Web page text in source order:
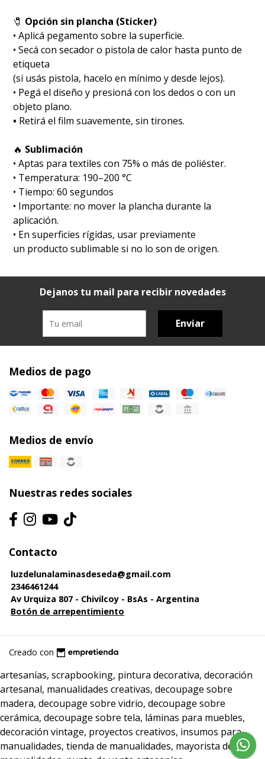
🧷 Opción sin plancha (Sticker)
• Aplicá pegamento sobre la superficie.
• Secá con secador o pistola de calor hasta punto de
etiqueta
(si usás pistola, hacelo en mínimo y desde lejos).
• Pegá el diseño y presioná con los dedos o con un
objeto plano.
• Retirá el film suavemente, sin tirones.
🔥 Sublimación
•⁠ ⁠Aptas para textiles con 75% o más de poliéster.
•⁠ ⁠Temperatura: 190–200 °C
•⁠ ⁠Tiempo: 60 segundos
•⁠ ⁠Importante: no mover la plancha durante la
aplicación.
•⁠ ⁠En superficies rígidas, usar previamente
un producto sublimable si no lo son de origen.
Dejanos tu mail para recibir novedades
Enviar
Medios de pago
Medios de envío
Nuestras redes sociales
Contacto
luzdelunalaminasdeseda@gmail.com
2346461244
Av Urquiza 807 - Chivilcoy - BsAs - Argentina
Botón de arrepentimiento
Creado con
artesanías, scrapbooking, pintura decorativa, decoración
artesanal, manualidades creativas, decoupage sobre
madera, decoupage sobre vidrio, decoupage sobre
cerámica, decoupage sobre tela, láminas para muebles,
decoración vintage, proyectos creativos, insumos para
manualidades, tienda de manualidades, mayorista de